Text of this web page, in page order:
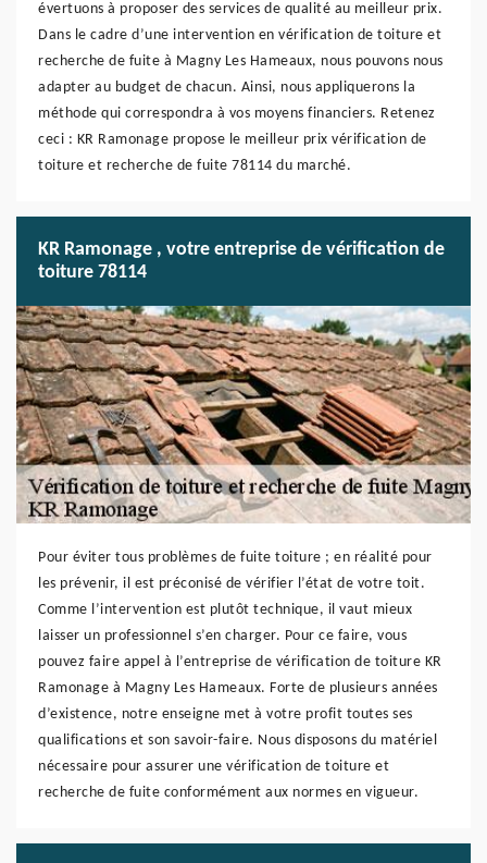
évertuons à proposer des services de qualité au meilleur prix.
Dans le cadre d’une intervention en vérification de toiture et
recherche de fuite à Magny Les Hameaux, nous pouvons nous
adapter au budget de chacun. Ainsi, nous appliquerons la
méthode qui correspondra à vos moyens financiers. Retenez
ceci : KR Ramonage propose le meilleur prix vérification de
toiture et recherche de fuite 78114 du marché.
KR Ramonage , votre entreprise de vérification de
toiture 78114
Pour éviter tous problèmes de fuite toiture ; en réalité pour
les prévenir, il est préconisé de vérifier l’état de votre toit.
Comme l’intervention est plutôt technique, il vaut mieux
laisser un professionnel s’en charger. Pour ce faire, vous
pouvez faire appel à l’entreprise de vérification de toiture KR
Ramonage à Magny Les Hameaux. Forte de plusieurs années
d’existence, notre enseigne met à votre profit toutes ses
qualifications et son savoir-faire. Nous disposons du matériel
nécessaire pour assurer une vérification de toiture et
recherche de fuite conformément aux normes en vigueur.